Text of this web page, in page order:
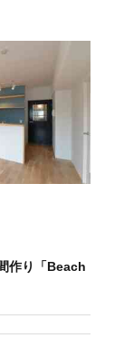
作り「Beach